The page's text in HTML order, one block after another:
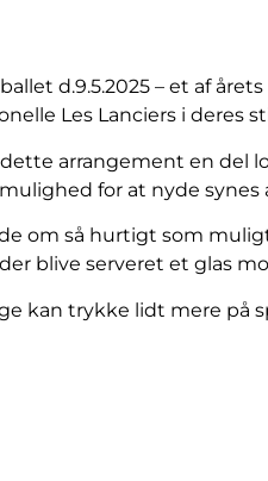
d.9.5.2025 – et af
Les Lanciers i deres
arrangement en del
for at nyde
om så hurtigt som
blive serveret et glas
kan trykke lidt mere